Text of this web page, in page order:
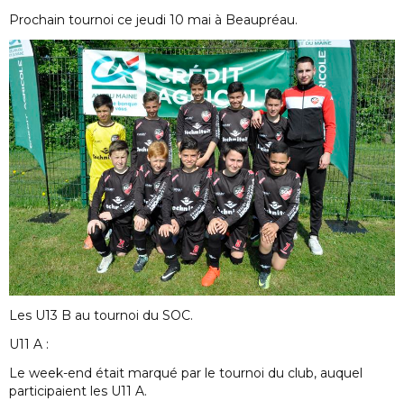
Prochain tournoi ce jeudi 10 mai à Beaupréau.
Les U13 B au tournoi du SOC.
U11 A :
Le week-end était marqué par le tournoi du club, auquel
participaient les U11 A.